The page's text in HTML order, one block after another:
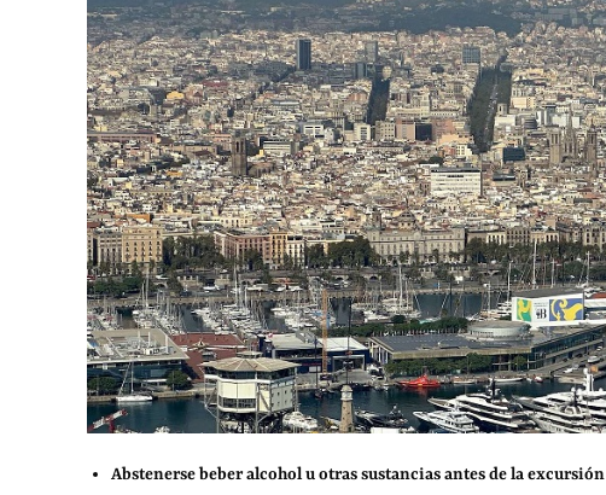
Abstenerse beber alcohol u otras sustancias antes de la excursión